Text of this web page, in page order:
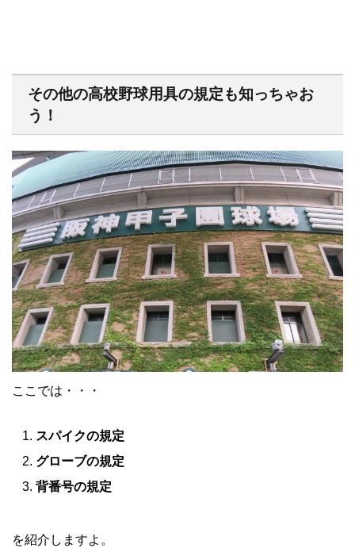
その他の高校野球用具の規定も知っちゃお
う！
ここでは・・・
スパイクの規定
グローブの規定
背番号の規定
を紹介しますよ。